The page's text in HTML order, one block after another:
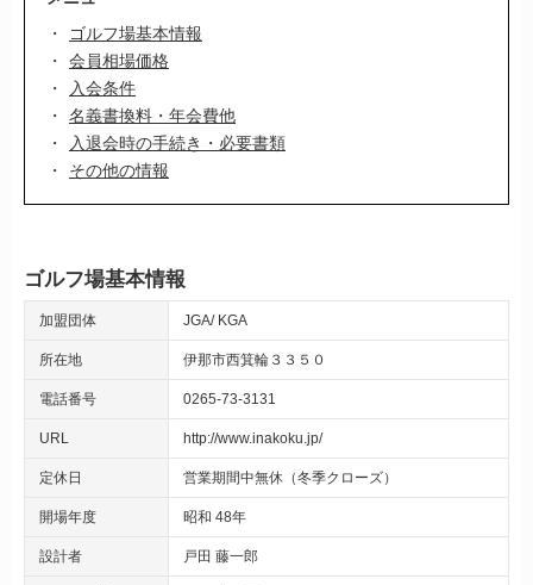
ゴルフ場基本情報
会員相場価格
入会条件
名義書換料・年会費他
入退会時の手続き・必要書類
その他の情報
ゴルフ場基本情報
加盟団体 JGA KGA
所在地 伊那市西箕輪３３５０
電話番号 0265-73-3131
URL http://www.inakoku.jp/
定休日 営業期間中無休（冬季クローズ）
開場年度 昭和 48年
設計者 戸田 藤一郎